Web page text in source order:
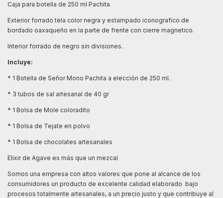
Caja para botella de 250 ml Pachita
Exterior forrado tela color negra y estampado iconografico de
bordado oaxaqueño en la parte de frente con cierre magnetico.
Interior forrado de negro sin divisiones.
Incluye:
* 1 Botella de Señor Mono Pachita a elección de 250 ml.
* 3 tubos de sal artesanal de 40 gr
* 1 Bolsa de Mole coloradito
* 1 Bolsa de Tejate en polvo
* 1 Bolsa de chocolates artesanales
Elixir de Agave es más que un mezcal
Somos una empresa con altos valores que pone al alcance de los
consumidores un producto de excelente calidad elaborado bajo
procesos totalmente artesanales, a un precio justo y que contribuye al